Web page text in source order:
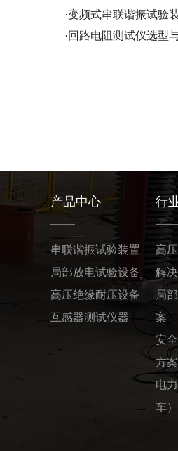
·变频式串联谐振试验
·回路电阻测试仪选型
产品中心
串联谐振试验装置
局部放电试验设备
高压绝缘耐压设备
互感器测试仪器
行
高
解
局
案
安
方案
电
车